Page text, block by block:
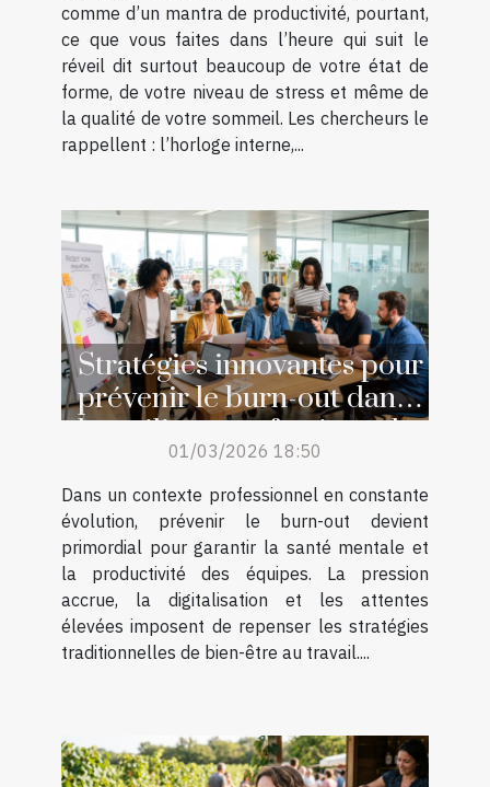
comme d’un mantra de productivité, pourtant,
ce que vous faites dans l’heure qui suit le
réveil dit surtout beaucoup de votre état de
forme, de votre niveau de stress et même de
la qualité de votre sommeil. Les chercheurs le
rappellent : l’horloge interne,...
Stratégies innovantes pour
prévenir le burn-out dans
les milieux professionnels
01/03/2026 18:50
Dans un contexte professionnel en constante
évolution, prévenir le burn-out devient
primordial pour garantir la santé mentale et
la productivité des équipes. La pression
accrue, la digitalisation et les attentes
élevées imposent de repenser les stratégies
traditionnelles de bien-être au travail....